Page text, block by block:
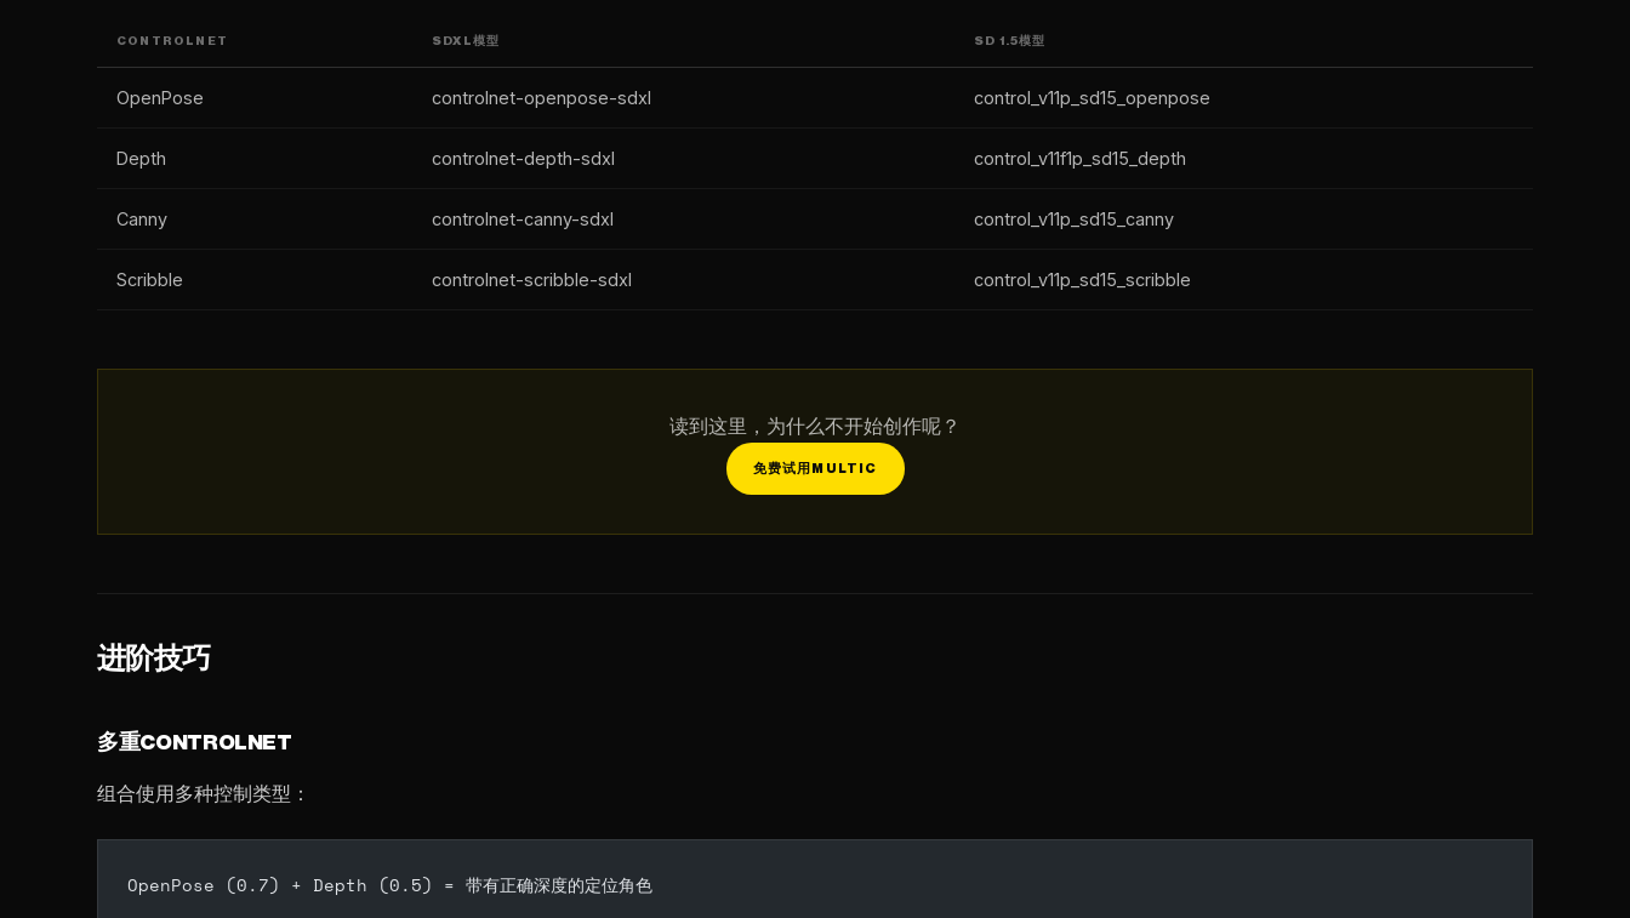
CONTROLNET SDXL模型 SD 1.5模型
OpenPose controlnet-openpose-sdxl control_v11p_sd15_openpose
Depth controlnet-depth-sdxl control_v11f1p_sd15_depth
Canny controlnet-canny-sdxl control_v11p_sd15_canny
Scribble controlnet-scribble-sdxl control_v11p_sd15_scribble
读到这里，为什么不开始创作呢？
免费试用MULTIC
进阶技巧
多重CONTROLNET
组合使用多种控制类型：
OpenPose (0.7) + Depth (0.5) = 带有正确深度的定位角色